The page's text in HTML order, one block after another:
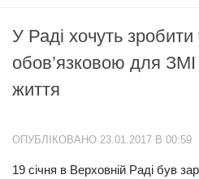
Дніпро
Львів
Івано-Франківськ
Донбас
Одеса
У Раді хочуть зробити
обов’язковою для ЗМІ
життя
ОПУБЛІКОВАНО 23.01.2017 В 00:59
19 січня в Верховній Раді був